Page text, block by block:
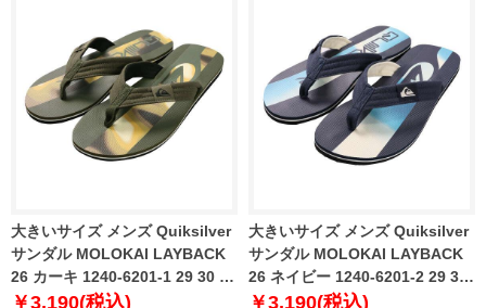
大きいサイズ メンズ Quiksilver
サンダル MOLOKAI LAYBACK
26 カーキ 1240-6201-1 29 30 31
32
￥3,190(税込)
大きいサイズ メンズ Quiksilver
サンダル MOLOKAI LAYBACK
26 ネイビー 1240-6201-2 29 30
31 32
￥3,190(税込)